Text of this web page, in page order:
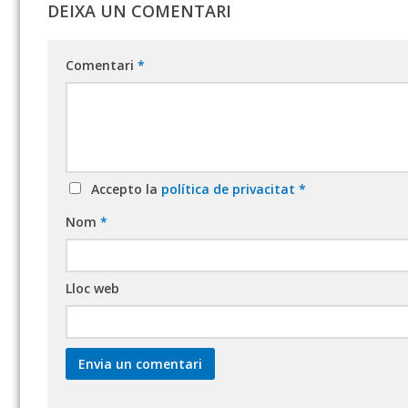
DEIXA UN COMENTARI
Comentari *
Accepto la política de privacitat *
Nom *
Lloc web